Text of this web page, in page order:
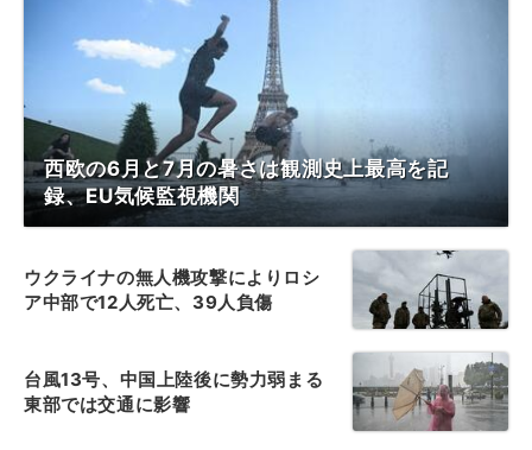
西欧の6月と7月の暑さは観測史上最高を記
録、EU気候監視機関
ウクライナの無人機攻撃によりロシ
ア中部で12人死亡、39人負傷
台風13号、中国上陸後に勢力弱まる
東部では交通に影響